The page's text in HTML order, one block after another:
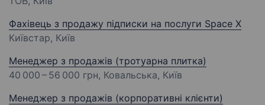
Фахівець з продажу підписки на послуги Space X
Київстар, Київ
Менеджер з продажів (тротуарна плитка)
40 000 – 56 000 грн, Ковальська, Київ
Менеджер з продажів (корпоративні клієнти)